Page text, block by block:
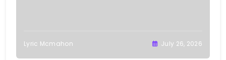
Lyric Mcmahon July 26, 2026